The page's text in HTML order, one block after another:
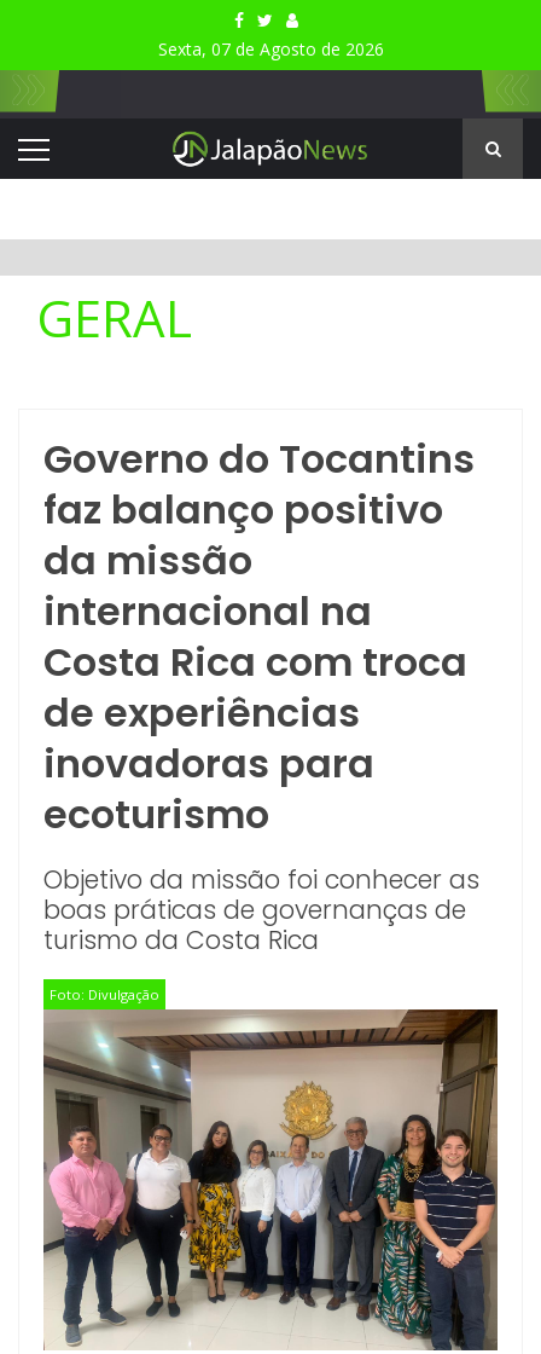
Sexta, 07 de Agosto de 2026
GERAL
Governo do Tocantins
faz balanço positivo
da missão
internacional na
Costa Rica com troca
de experiências
inovadoras para
ecoturismo
Objetivo da missão foi conhecer as
boas práticas de governanças de
turismo da Costa Rica
Foto: Divulgação